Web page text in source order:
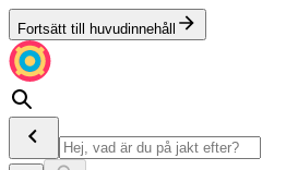
Fortsätt till huvudinnehåll